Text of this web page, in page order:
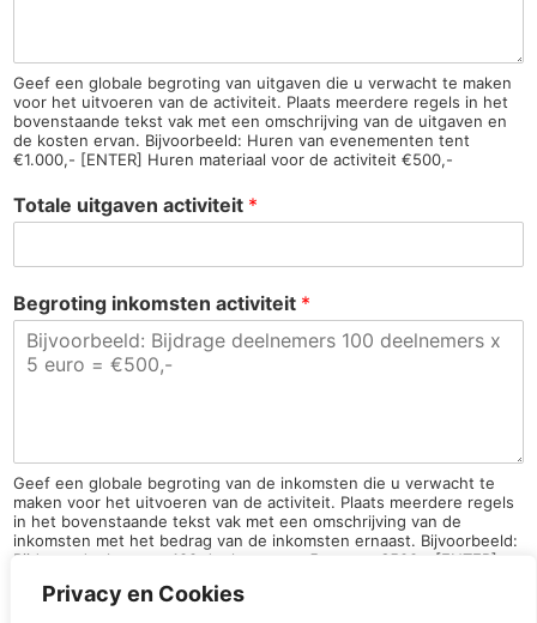
Privacy en Cookies
Geef een globale begroting van uitgaven die u verwacht te maken
voor het uitvoeren van de activiteit. Plaats meerdere regels in het
bovenstaande tekst vak met een omschrijving van de uitgaven en
de kosten ervan. Bijvoorbeeld: Huren van evenementen tent
€1.000,- [ENTER] Huren materiaal voor de activiteit €500,-
Totale uitgaven activiteit *
Begroting inkomsten activiteit *
Geef een globale begroting van de inkomsten die u verwacht te
maken voor het uitvoeren van de activiteit. Plaats meerdere regels
in het bovenstaande tekst vak met een omschrijving van de
inkomsten met het bedrag van de inkomsten ernaast. Bijvoorbeeld:
Bijdrage deelnemers 100 deelnemers x 5 euro = €500,- [ENTER]